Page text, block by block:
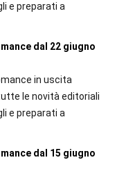
e preparati a
dal 22 giugno
in uscita
le novità editoriali
e preparati a
dal 15 giugno